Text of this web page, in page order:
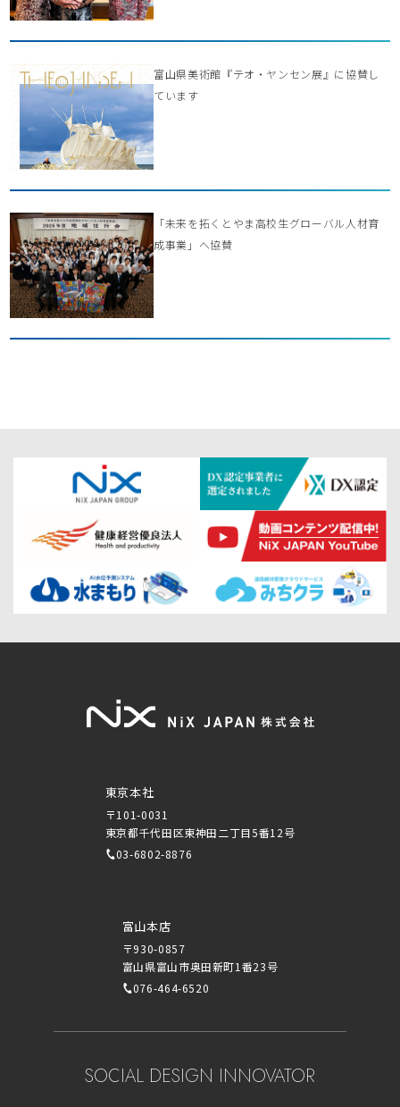
富山県美術館『テオ・ヤンセン展』に協賛し
ています
「未来を拓くとやま高校生グローバル人材育
成事業」へ協賛
東京本社
〒101-0031
東京都千代田区東神田二丁目5番12号
03-6802-8876
富山本店
〒930-0857
富山県富山市奥田新町1番23号
076-464-6520
SOCIAL DESIGN INNOVATOR